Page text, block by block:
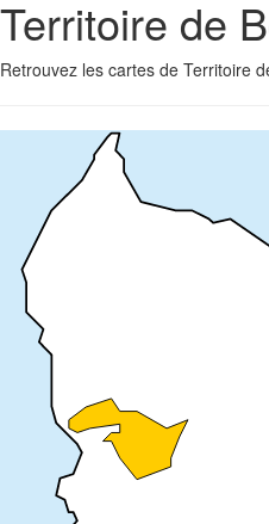
Territoire de
Retrouvez les cartes de Territoire